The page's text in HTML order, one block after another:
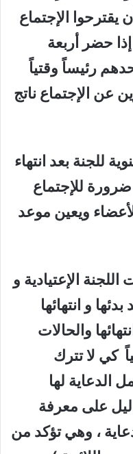
يقترحوا الإجتماع
حضر أربعة
رئيساً وقتياً
عن الإجتماع ناتج
للجنة بعد انتهاء
ضرورة للإجتماع
ويعين موعد
الإعتيادية و
و انتهائها
والحالات
كي لا تترك
الدعاية لها
على معرفة
، وهي تؤكد من